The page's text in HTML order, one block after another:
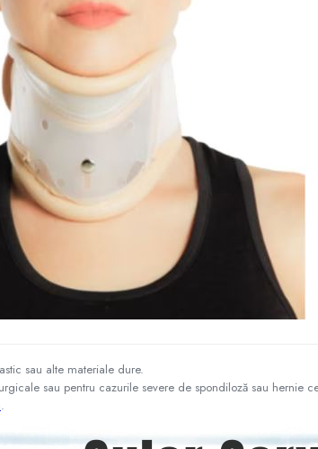
sau alte materiale dure.
sau pentru cazurile severe de spondiloză sau hernie
.